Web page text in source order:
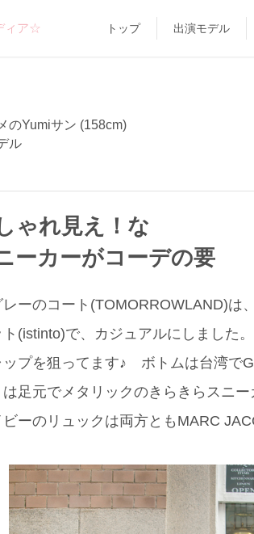
ィア☆ トップ 出演モデル
のYumiサン (158cm)
ル
ゃれ見え！な
ーカーがコーデの要
ーのコート(TOMORROWLAND)
(istinto)で、カジュアルにしました
プを狙ってます♪ ボトムは台湾で
足元でメタリックのきらきらスニ
のリュックは両方ともMARC